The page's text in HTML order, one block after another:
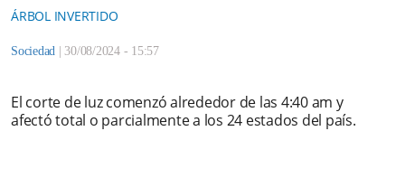
ÁRBOL INVERTIDO
Sociedad |30/08/2024 - 15:57
El corte de luz comenzó alrededor de las 4:40 am y
afectó total o parcialmente a los 24 estados del país.